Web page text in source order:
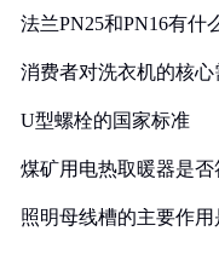
法兰PN25和PN16有什
消费者对洗衣机的核
U型螺栓的国家标准
煤矿用电热取暖器是
照明母线槽的主要作用